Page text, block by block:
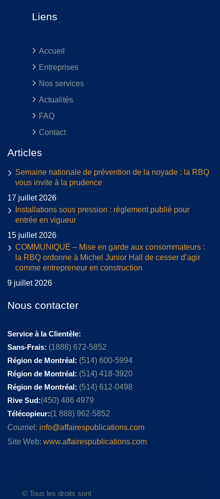
Liens
Accueil
Entreprises
Nos services
Actualités
FAQ
Contact
Articles
Semaine nationale de prévention de la noyade : la RBQ
vous invite à la prudence
17 juillet 2026
Installations sous pression : règlement publié pour
entrée en vigueur
15 juillet 2026
COMMUNIQUÉ – Mise en garde aux consommateurs :
la RBQ ordonne à Michel Junior Hall de cesser d’agir
comme entrepreneur en construction
9 juillet 2026
Nous contacter
Service à la Clientèle:
Sans-Frais: (1888) 672-5852
Région de Montréal: (514) 600-5994
Région de Montréal: (514) 418-3920
Région de Montréal: (514) 612-0498
Rive Sud:(450) 486 4979
Télécopieur:(1 888) 962-5852
Courriel: info@affairespublications.com
Site Web: www.affairespublications.com
© Tous les droits sont